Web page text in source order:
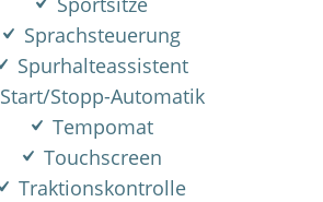
Sprachsteuerung
Spurhalteassistent
Start/Stopp-Automatik
Tempomat
Touchscreen
Traktionskontrolle